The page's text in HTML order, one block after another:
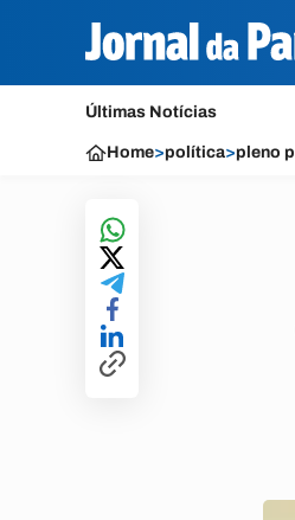
Últimas Notícias
Home>política>pleno